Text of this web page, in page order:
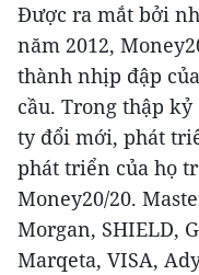
Được ra mắt bởi
năm 2012,
thành nhịp đập
cầu. Trong thập
ty đổi mới, phát
phát triển của họ
Money20/20.
Morgan, SHIELD,
Marqeta, VISA,